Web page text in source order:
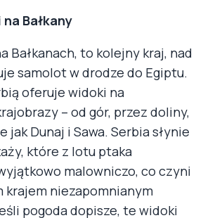
Bałkany
Bałkanach, to kolejny kraj, nad
samolot w drodze do Egiptu.
oferuje widoki na
– od gór, przez doliny,
jak Dunaj i Sawa. Serbia słynie
które z lotu ptaka
malowniczo, co czyni
krajem niezapomnianym
pogoda dopisze, te widoki